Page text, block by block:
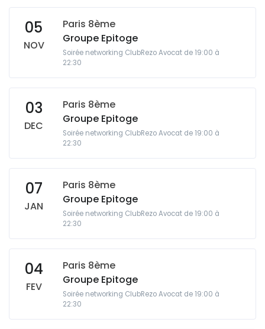
05
NOV
Paris 8ème
Groupe Epitoge
Soirée networking ClubRezo Avocat de 19:00 à
22:30
03
DEC
Paris 8ème
Groupe Epitoge
Soirée networking ClubRezo Avocat de 19:00 à
22:30
07
JAN
Paris 8ème
Groupe Epitoge
Soirée networking ClubRezo Avocat de 19:00 à
22:30
04
FEV
Paris 8ème
Groupe Epitoge
Soirée networking ClubRezo Avocat de 19:00 à
22:30